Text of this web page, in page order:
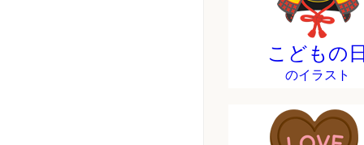
こどもの
のイラスト